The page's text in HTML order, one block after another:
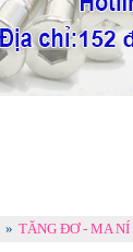
» TĂNG ĐƠ - MA NÍ